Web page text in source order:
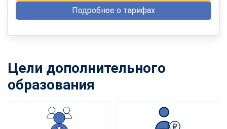
Подробнее о тарифах
Цели дополнительного
образования